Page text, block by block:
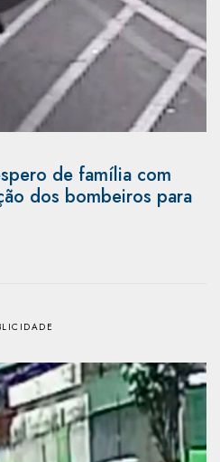
de família com
dos bombeiros para